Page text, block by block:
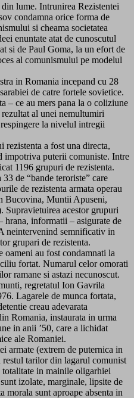
lume. Intrunirea Rezistentei
condamna orice forma de
si cheama societatea
enuntate atat de cunoscutul
si de Paul Goma, la un efort de
al comunismului pe modelul
in Romania incepand cu 28
de catre fortele sovietice.
– ce au mers pana la o coliziune
al unei nemultumiri
la nivelul intregii
a fost una directa,
impotriva puterii comuniste. Intre
1196 grupuri de rezistenta.
de “bande teroriste” care
de rezistenta armata operau
Bucovina, Muntii Apuseni,
Supravietuirea acestor grupuri
hrana, informatii – asigurate de
neintervenind semnificativ in
grupari de rezistenta.
au fost condamnati la
fortat. Numarul celor omorati
ramane si astazi necunoscut.
regretatul Ion Gavrila
Lagarele de munca fortata,
creau adevarata
Romania, instaurata in urma
in anii ’50, care a lichidat
ale Romaniei.
armate (extrem de puternica in
tarilor din lagarul comunist
in mainile oligarhiei
izolate, marginale, lipsite de
morala sunt aproape absenta in